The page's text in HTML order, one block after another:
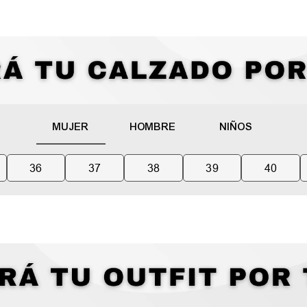
MUJER HOMBRE NIÑOS
36 37 38 39 40